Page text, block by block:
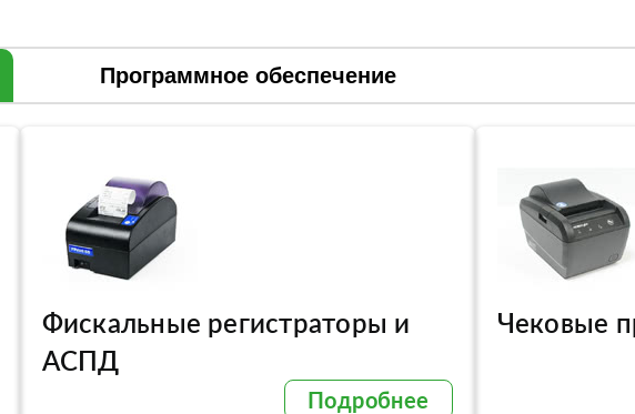
Программное обеспечение
Фискальные регистраторы и
АСПД
Подробнее
Чековые